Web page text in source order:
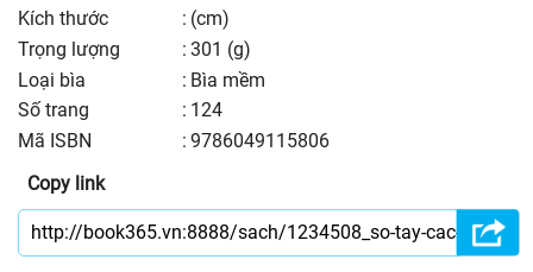
kích thước
: (cm)
trọng lượng
: 301 (g)
Loại bìa
: Bìa mềm
số trang
: 124
Mã ISBN
: 9786049115806
Copy link